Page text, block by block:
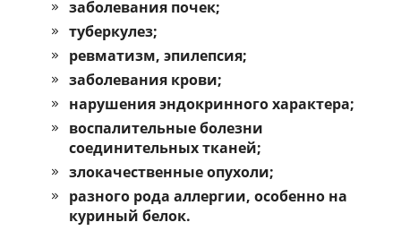
заболевания почек;
туберкулез;
ревматизм, эпилепсия;
заболевания крови;
нарушения эндокринного характера;
воспалительные болезни
соединительных тканей;
злокачественные опухоли;
разного рода аллергии, особенно на
куриный белок.